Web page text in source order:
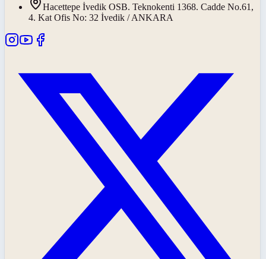
Hacettepe İvedik OSB. Teknokenti 1368. Cadde No.61,
4. Kat Ofis No: 32 İvedik / ANKARA